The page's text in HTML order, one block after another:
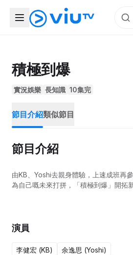
積極到爆
實況娛樂 長知識 10集完
節目介紹類似節目
節目介紹
由KB、Yoshi去親身體驗，上速成班再
為自己嘅未來打拼，「積極到爆」開拓
演員
李健宏 (KB) 余逸思 (Yoshi)